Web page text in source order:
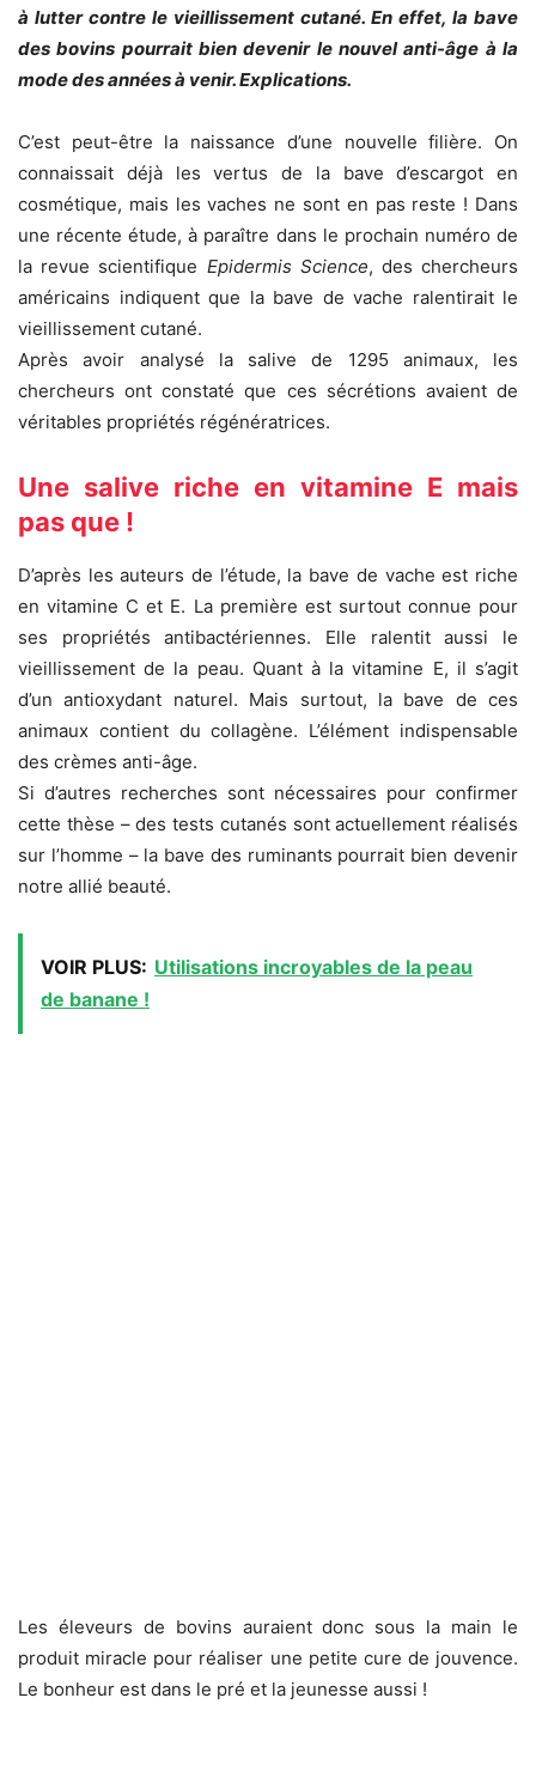
à lutter contre le vieillissement cutané. En effet, la bave
des bovins pourrait bien devenir le nouvel anti-âge à la
mode des années à venir. Explications.
C’est peut-être la naissance d’une nouvelle filière. On
connaissait déjà les vertus de la bave d’escargot en
cosmétique, mais les vaches ne sont en pas reste ! Dans
une récente étude, à paraître dans le prochain numéro de
la revue scientifique Epidermis Science, des chercheurs
américains indiquent que la bave de vache ralentirait le
vieillissement cutané.
Après avoir analysé la salive de 1295 animaux, les
chercheurs ont constaté que ces sécrétions avaient de
véritables propriétés régénératrices.
Une salive riche en vitamine E mais
pas que !
D’après les auteurs de l’étude, la bave de vache est riche
en vitamine C et E. La première est surtout connue pour
ses propriétés antibactériennes. Elle ralentit aussi le
vieillissement de la peau. Quant à la vitamine E, il s’agit
d’un antioxydant naturel. Mais surtout, la bave de ces
animaux contient du collagène. L’élément indispensable
des crèmes anti-âge.
Si d’autres recherches sont nécessaires pour confirmer
cette thèse – des tests cutanés sont actuellement réalisés
sur l’homme – la bave des ruminants pourrait bien devenir
notre allié beauté.
VOIR PLUS: Utilisations incroyables de la peau
de banane !
Les éleveurs de bovins auraient donc sous la main le
produit miracle pour réaliser une petite cure de jouvence.
Le bonheur est dans le pré et la jeunesse aussi !